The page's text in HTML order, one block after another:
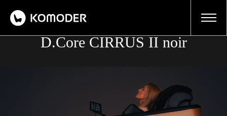
Fauteuil de Massage Japonais
D.Core CIRRUS II noir